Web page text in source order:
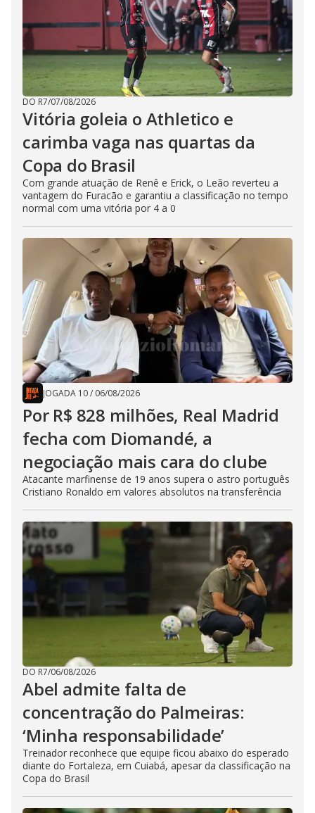
DO R7/07/08/2026
Vitória goleia o Athletico e
carimba vaga nas quartas da
Copa do Brasil
Com grande atuação de Renê e Erick, o Leão reverteu a
vantagem do Furacão e garantiu a classificação no tempo
normal com uma vitória por 4 a 0
JOGADA 10/ 06/08/2026
Por R$ 828 milhões, Real Madrid
fecha com Diomandé, a
negociação mais cara do clube
Atacante marfinense de 19 anos supera o astro português
Cristiano Ronaldo em valores absolutos na transferência
DO R7/06/08/2026
Abel admite falta de
concentração do Palmeiras:
‘Minha responsabilidade’
Treinador reconhece que equipe ficou abaixo do esperado
diante do Fortaleza, em Cuiabá, apesar da classificação na
Copa do Brasil